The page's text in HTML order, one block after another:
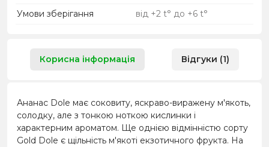
Умови зберігання
від +2 t° до +6 t°
Корисна інформація Відгуки (1)
Ананас Dole має соковиту, яскраво-виражену м'якоть,
солодку, але з тонкою ноткою кислинки і
характерним ароматом. Ще однією відмінністю сорту
Gold Dole є щільність м'якоті екзотичного фрукта. На